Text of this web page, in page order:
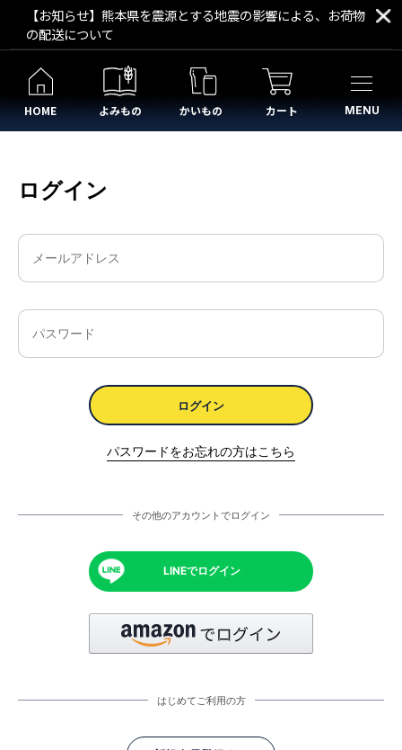
【お知らせ】熊本県を震源とする地震の影響による、お荷物
の配送について
HOME よみもの かいもの カート MENU
ログイン
ログイン
パスワードをお忘れの方はこちら
その他のアカウントでログイン
LINEでログイン
はじめてご利用の方